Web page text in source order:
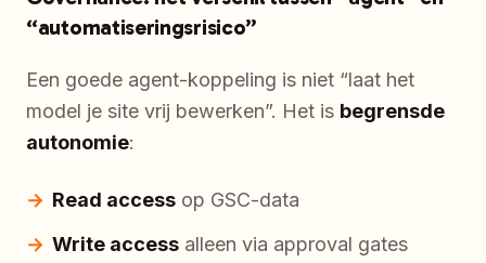
“automatiseringsrisico”
Een goede agent-koppeling is niet “laat het
model je site vrij bewerken”. Het is begrensde
autonomie:
Read access op GSC-data
Write access alleen via approval gates